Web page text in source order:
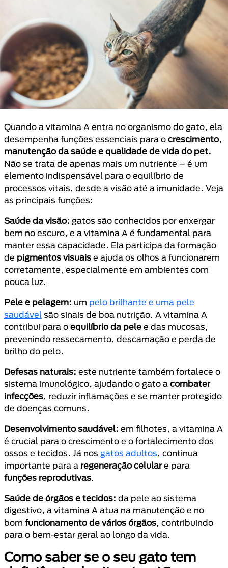
Quando a vitamina A entra no organismo do gato, ela
desempenha funções essenciais para o crescimento,
manutenção da saúde e qualidade de vida do pet.
Não se trata de apenas mais um nutriente – é um
elemento indispensável para o equilíbrio de
processos vitais, desde a visão até a imunidade. Veja
as principais funções:
Saúde da visão: gatos são conhecidos por enxergar
bem no escuro, e a vitamina A é fundamental para
manter essa capacidade. Ela participa da formação
de pigmentos visuais e ajuda os olhos a funcionarem
corretamente, especialmente em ambientes com
pouca luz.
Pele e pelagem: um pelo brilhante e uma pele
saudável são sinais de boa nutrição. A vitamina A
contribui para o equilíbrio da pele e das mucosas,
prevenindo ressecamento, descamação e perda de
brilho do pelo.
Defesas naturais: este nutriente também fortalece o
sistema imunológico, ajudando o gato a combater
infecções, reduzir inflamações e se manter protegido
de doenças comuns.
Desenvolvimento saudável: em filhotes, a vitamina A
é crucial para o crescimento e o fortalecimento dos
ossos e tecidos. Já nos gatos adultos, continua
importante para a regeneração celulare para
funções reprodutivas.
Saúde de órgãos e tecidos: da pele ao sistema
digestivo, a vitamina A atua na manutenção e no
bom funcionamento de vários órgãos, contribuindo
para o bem-estar geral ao longo da vida.
Como saber se o seu gato tem